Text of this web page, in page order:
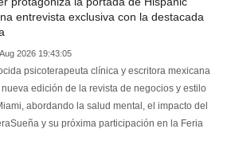
entrevista exclusiva con la destacada
2026 19:43:05
psicoterapeuta clínica y escritora mexicana
edición de la revista de negocios y estilo
abordando la salud mental, el impacto del
y su próxima participación en la Feria